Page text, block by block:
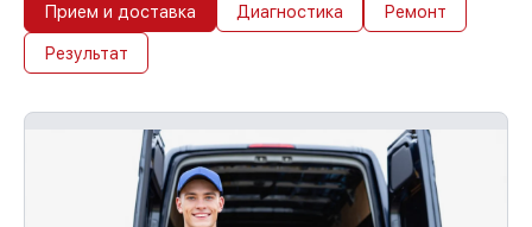
Прием и доставка Диагностика Ремонт
Результат